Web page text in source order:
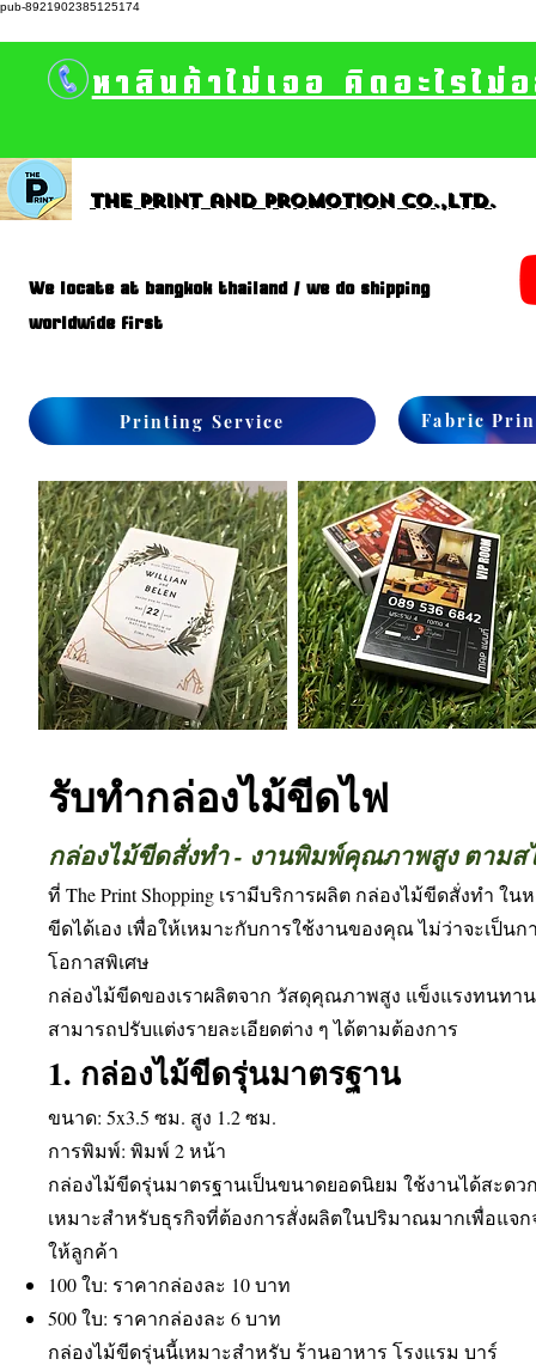
pub-8921902385125174
หาสินค้าไม่เจอ คิดอะไรไ
The print and promotion CO.,Ltd.
We locate at bangkok thailand / we do shipping
worldwide first
Printing Service Fabric
​รับทำกล่องไม้ขีดไฟ​
กล่องไม้ขีดสั่งทำ - งานพิมพ์คุณภาพสูง ตาม
ที่ The Print Shopping เรามีบริการผลิต กล่องไม้ขีดสั่งทำ
ขีดได้เอง เพื่อให้เหมาะกับการใช้งานของคุณ ไม่ว่าจะเป็น
โอกาสพิเศษ
กล่องไม้ขีดของเราผลิตจาก วัสดุคุณภาพสูง แข็งแรงทนท
สามารถปรับแต่งรายละเอียดต่าง ๆ ได้ตามต้องการ
1. กล่องไม้ขีดรุ่นมาตรฐาน
ขนาด: 5x3.5 ซม. สูง 1.2 ซม.
การพิมพ์: พิมพ์ 2 หน้า
กล่องไม้ขีดรุ่นมาตรฐานเป็นขนาดยอดนิยม ใช้งานได้สะดว
เหมาะสำหรับธุรกิจที่ต้องการสั่งผลิตในปริมาณมากเพื่อแจก
ให้ลูกค้า
100 ใบ: ราคากล่องละ 10 บาท
500 ใบ: ราคากล่องละ 6 บาท
กล่องไม้ขีดรุ่นนี้เหมาะสำหรับ ร้านอาหาร โรงแรม บาร์